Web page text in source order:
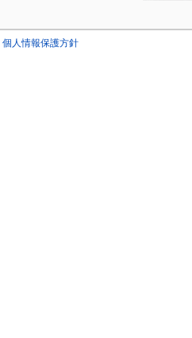
個人情報保護方針